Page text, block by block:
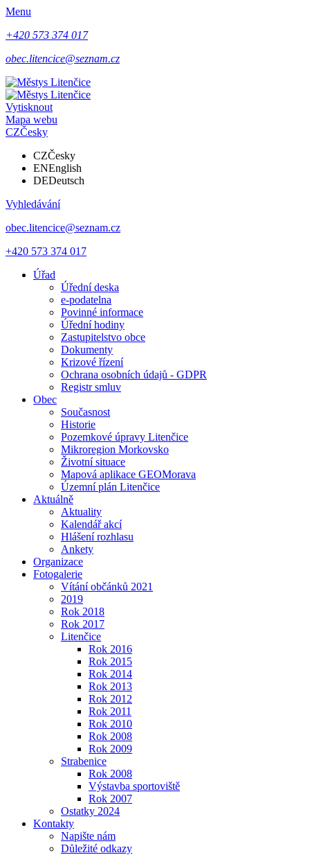
Menu
+420 573 374 017
obec.litencice@seznam.cz
Vytisknout
Mapa webu
CZČesky
CZČesky
ENEnglish
DEDeutsch
Vyhledávání
obec.litencice@seznam.cz
+420 573 374 017
Úřad
Úřední deska
e-podatelna
Povinné informace
Úřední hodiny
Zastupitelstvo obce
Dokumenty
Krizové řízení
Ochrana osobních údajů - GDPR
Registr smluv
Obec
Současnost
Historie
Pozemkové úpravy Litenčice
Mikroregion Morkovsko
Životní situace
Mapová aplikace GEOMorava
Územní plán Litenčice
Aktuálně
Aktuality
Kalendář akcí
Hlášení rozhlasu
Ankety
Organizace
Fotogalerie
Vítání občánků 2021
2019
Rok 2018
Rok 2017
Litenčice
Rok 2016
Rok 2015
Rok 2014
Rok 2013
Rok 2012
Rok 2011
Rok 2010
Rok 2008
Rok 2009
Strabenice
Rok 2008
Výstavba sportoviště
Rok 2007
Ostatky 2024
Kontakty
Napište nám
Důležité odkazy